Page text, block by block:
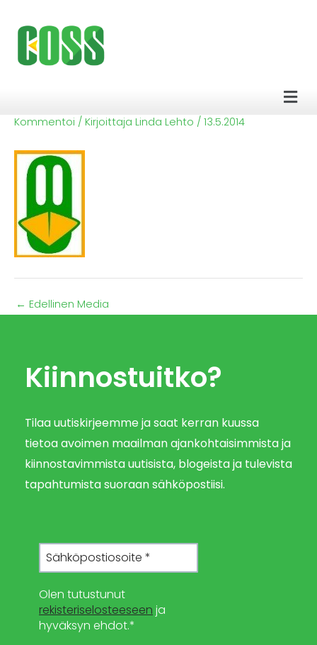
sisältöön
Kommentoi / Kirjoittaja Linda Lehto / 13.5.2014
← Edellinen Media
Kiinnostuitko?
Tilaa uutiskirjeemme ja saat kerran kuussa
tietoa avoimen maailman ajankohtaisimmista ja
kiinnostavimmista uutisista, blogeista ja tulevista
tapahtumista suoraan sähköpostiisi.
Olen tutustunut
rekisteriselosteeseen ja
hyväksyn ehdot.*